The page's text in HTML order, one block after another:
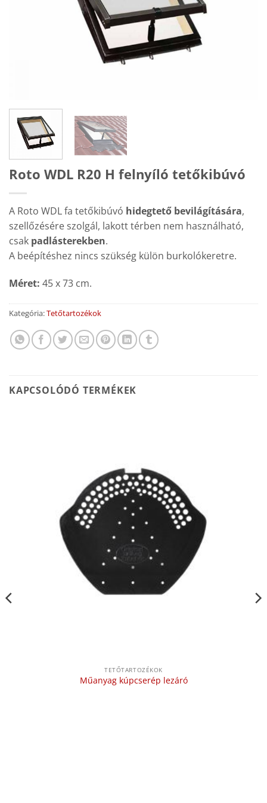
Roto WDL R20 H felnyíló tetőkibúvó
A Roto WDL fa tetőkibúvó hidegtető bevilágítására,
szellőzésére szolgál, lakott térben nem használható,
csak padlásterekben.
A beépítéshez nincs szükség külön burkolókeretre.
Méret: 45 x 73 cm.
Kategória:Tetőtartozékok
KAPCSOLÓDÓ TERMÉKEK
TETŐTARTOZÉKOK
Műanyag kúpcserép lezáró